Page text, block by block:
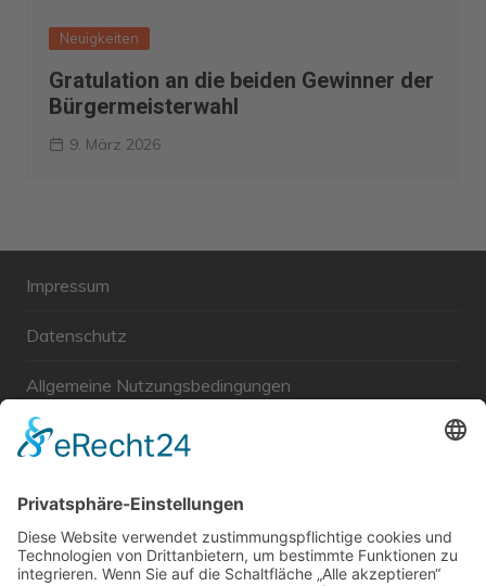
Neuigkeiten
Gratulation an die beiden Gewinner der
Bürgermeisterwahl
9. März 2026
Impressum
Datenschutz
Allgemeine Nutzungsbedingungen
Links
Unabhängige WählerGemeinschaft Gröbenzell